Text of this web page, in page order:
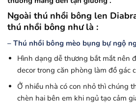
Ngoài thú nhồi bông len
thú nhồi bông như là :
– Thú nhồi bông mèo bụng bự ngộ
Hình dạng dễ thương bắt mắt nên
decor trong căn phòng làm đồ gác
Ở nhiều nhà có con nhỏ thì chúng
chèn hai bên em khi ngủ tạo cảm